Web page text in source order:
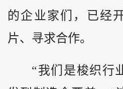
的企业家们，已经
片、寻求合作。
“我们是梭织行